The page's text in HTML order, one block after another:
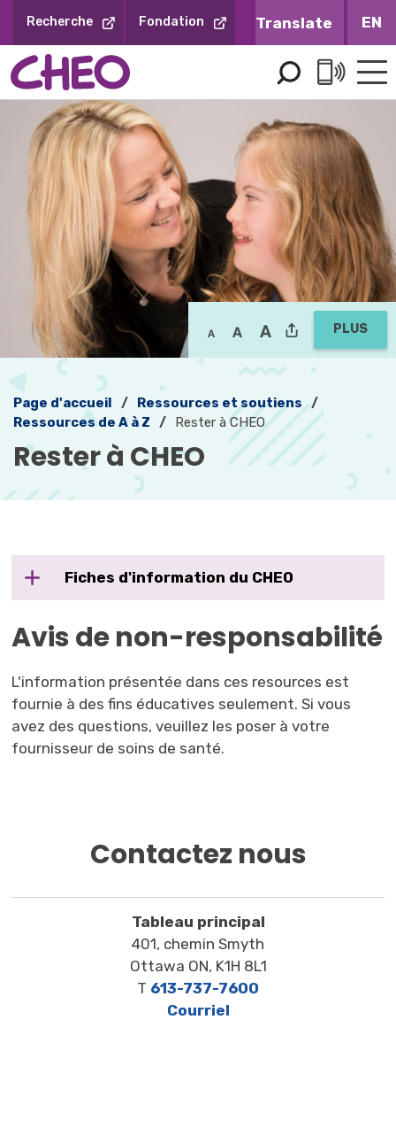
contenu
Recherche Fondation EN
PLUS
Page d'accueil
Ressources et soutiens
Ressources de A à Z
Rester à CHEO
Rester à CHEO
Fiches d'information du CHEO
Avis de non-responsabilité
L'information présentée dans ces resources est
fournie à des fins éducatives seulement. Si vous
avez des questions, veuillez les poser à votre
fournisseur de soins de santé.
Contactez nous
Tableau principal
401, chemin Smyth
Ottawa ON, K1H 8L1
T 613-737-7600
Courriel